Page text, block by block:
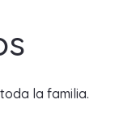
la familia.